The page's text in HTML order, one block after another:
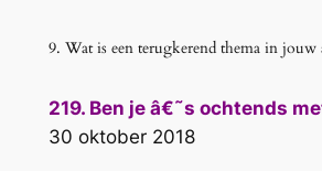
9. Wat is een terugkerend thema in jouw
219. Ben je â€˜s ochtends
30 oktober 2018